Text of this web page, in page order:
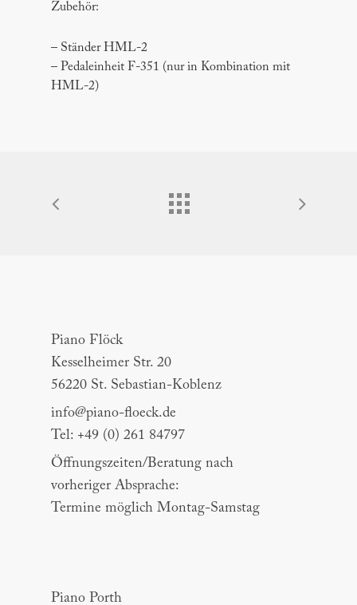
Zubehör:
– Ständer HML-2
– Pedaleinheit F-351 (nur in Kombination mit
HML-2)
Piano Flöck
Kesselheimer Str. 20
56220 St. Sebastian-Koblenz
info@piano-floeck.de
Tel: +49 (0) 261 84797
Öffnungszeiten/Beratung nach
vorheriger Absprache:
Termine möglich Montag-Samstag
Piano Porth